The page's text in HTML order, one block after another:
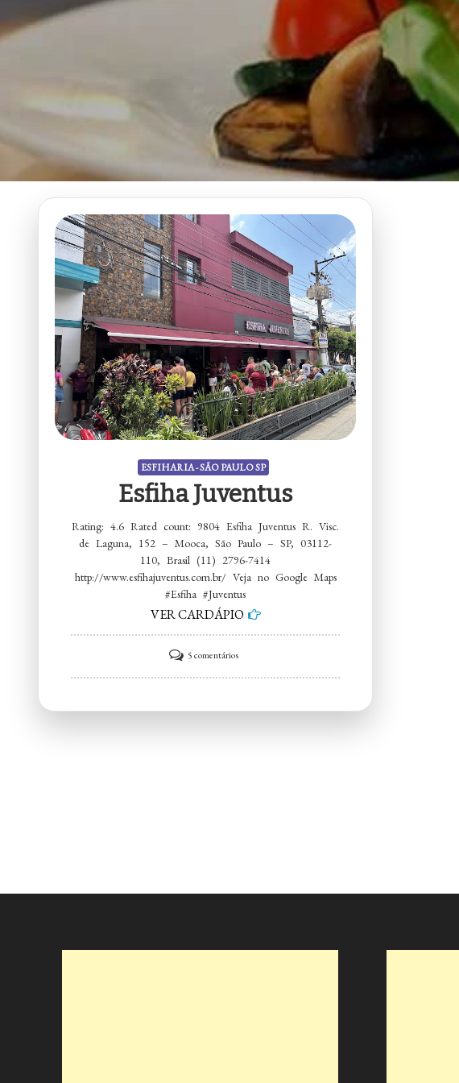
ESFIHARIA - SÃO PAULO SP
Esfiha Juventus
Rating: 4.6 Rated count: 9804 Esfiha Juventus R. Visc.
de Laguna, 152 – Mooca, São Paulo – SP, 03112-
110, Brasil (11) 2796-7414
http://www.esfihajuventus.com.br/ Veja no Google Maps
#Esfiha #Juventus
VER CARDÁPIO
5 comentáriosem
Esfiha